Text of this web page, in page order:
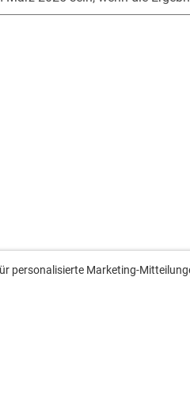
personalisierte Marketing-